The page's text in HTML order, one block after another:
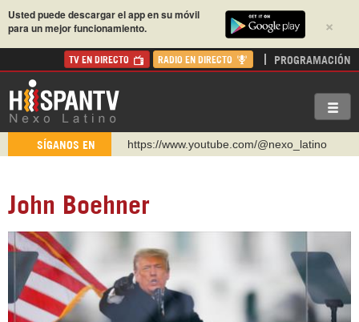
×
Usted puede descargar el app en su móvil
para un mejor funcionamiento.
TV EN DIRECTO RADIO EN DIRECTO PROGRAMACIÓN
SÍGANOS EN
https://www.youtube.com/@nexo_latino
https://urmedium.com/c/hispantv
Instagram como: hispan_tv
https://www.facebook.com/Nexolatino.Canal
John Boehner